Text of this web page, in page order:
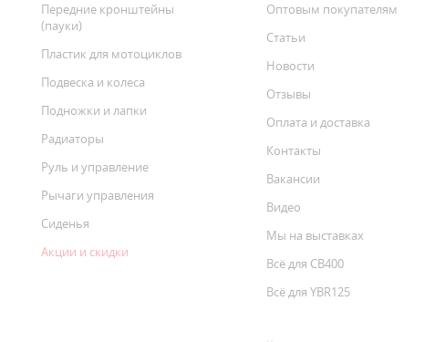
Передние кронштейны
(пауки)
Пластик для мотоциклов
Подвеска и колеса
Подножки и лапки
Радиаторы
Руль и управление
Рычаги управления
Сиденья
Акции и скидки
Оптовым покупателям
Статьи
Новости
Отзывы
Оплата и доставка
Контакты
Вакансии
Видео
Мы на выставках
Всё для CB400
Всё для YBR125